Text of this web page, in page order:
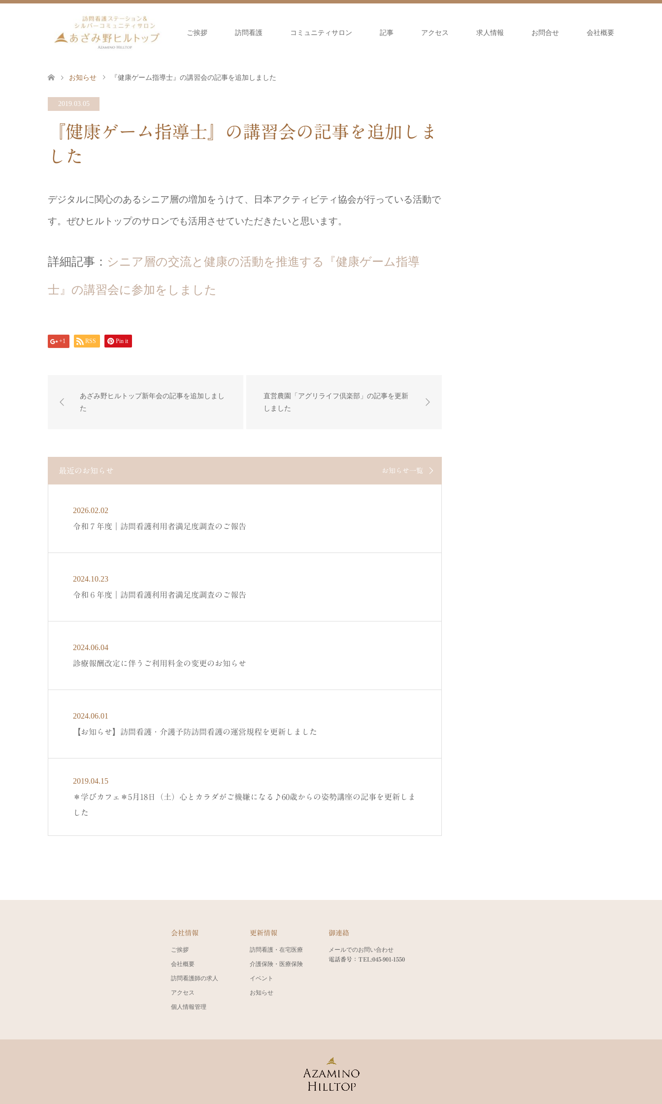
ご挨拶 訪問看護 コミュニティサロン 記事 アクセス 求人情報 お問合せ 会社概要
お知らせ 『健康ゲーム指導士』の講習会の記事を追加しました
2019.03.05
『健康ゲーム指導士』の講習会の記事を追加しま
した
デジタルに関心のあるシニア層の増加をうけて、日本アクティビティ協会が行っている活動で
す。ぜひヒルトップのサロンでも活用させていただきたいと思います。
詳細記事： シニア層の交流と健康の活動を推進する『健康ゲーム指導
士』の講習会に参加をしました
+1 RSS Pin it
あざみ野ヒルトップ新年会の記事を追加しまし
た
直営農園「アグリライフ倶楽部」の記事を更新
しました
最近のお知らせ お知らせ一覧
2026.02.02
令和７年度｜訪問看護利用者満足度調査のご報告
2024.10.23
令和６年度｜訪問看護利用者満足度調査のご報告
2024.06.04
診療報酬改定に伴うご利用料金の変更のお知らせ
2024.06.01
【お知らせ】訪問看護・介護予防訪問看護の運営規程を更新しました
2019.04.15
＊学びカフェ＊5月18日（土）心とカラダがご機嫌になる♪60歳からの姿勢講座の記事を更新しま
した
会社情報
ご挨拶
会社概要
訪問看護師の求人
アクセス
個人情報管理
更新情報
訪問看護・在宅医療
介護保険・医療保険
イベント
お知らせ
御連絡
メールでのお問い合わせ
電話番号：TEL:045-901-1550